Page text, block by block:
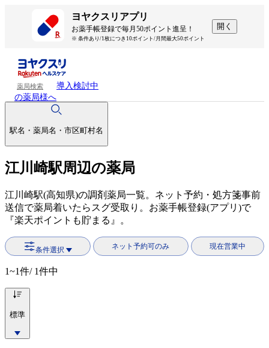
ヨヤクスリアプリ
お薬手帳登録で毎月50ポイント進呈！
※ 条件あり/1枚につき10ポイント/月間最大50ポイント
開く
薬局検索
導入検討中
の薬局様へ
駅名・薬局名・市区町村名
江川崎駅周辺の薬局
江川崎駅(高知県)の調剤薬局一覧。ネット予約・処方箋事前
送信で薬局着いたらスグ受取り。お薬手帳登録(アプリ)で
『楽天ポイントも貯まる』。
条件選択 ネット予約可のみ 現在営業中
1~1件/ 1件中
標準